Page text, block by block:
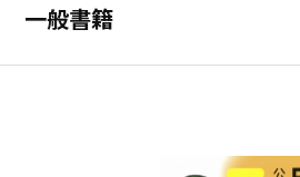
一般書籍